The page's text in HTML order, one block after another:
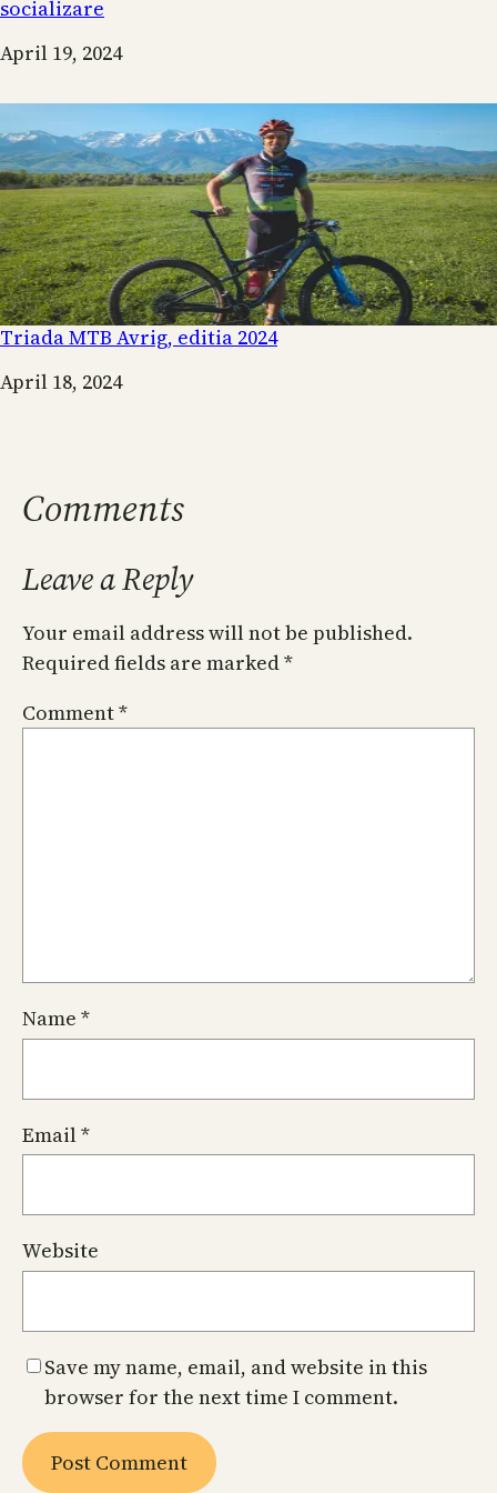
socializare
Date
April 19, 2024
Triada MTB Avrig, editia 2024
Date
April 18, 2024
Comments
Leave a Reply
Your email address will not be published.
Required fields are marked*
Comment*
Name *
Email*
Website
Save my name, email, and website in this
browser for the next time I comment.